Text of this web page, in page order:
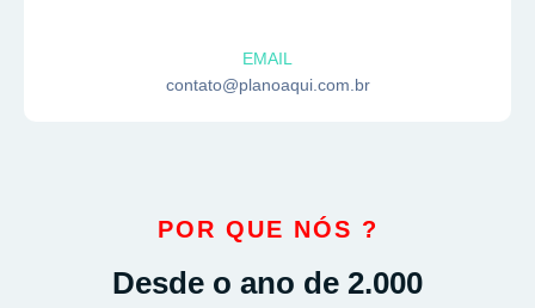
EMAIL
contato@planoaqui.com.br
POR QUE NÓS ?
Desde o ano de 2.000